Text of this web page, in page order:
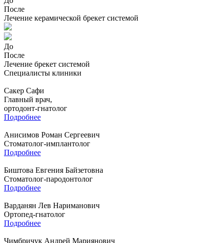
После
Лечение керамической брекет системой
До
После
Лечение брекет системой
Специалисты клиники
Сакер Сафи
Главный врач,
ортодонт-гнатолог
Подробнее
Анисимов Роман Сергеевич
Стоматолог-имплантолог
Подробнее
Биштова Евгения Байзетовна
Стоматолог-пародонтолог
Подробнее
Варданян Лев Нариманович
Ортопед-гнатолог
Подробнее
Чимбричук Андрей Мариянович